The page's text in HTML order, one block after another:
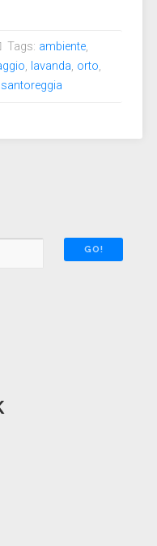
Tags: ambiente,
, lavanda, orto,
santoreggia